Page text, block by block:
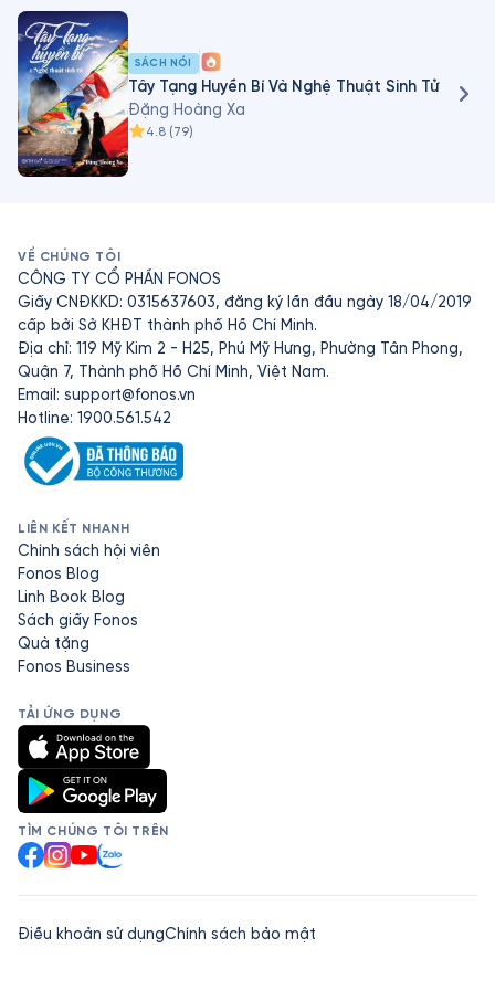
- Câu chuyện Do Thái: Văn hoá, truyền thống, và con
người
SÁCH NÓI
Tây Tạng Huyền Bí Và Nghệ Thuật Sinh Tử
Đặng Hoàng Xa
4.8 (79)
VỀ CHÚNG TÔI
CÔNG TY CỔ PHẦN FONOS
Giấy CNĐKKD: 0315637603, đăng ký lần đầu ngày 18/04/2019
cấp bởi Sở KHĐT thành phố Hồ Chí Minh.
Địa chỉ: 119 Mỹ Kim 2 - H25, Phú Mỹ Hưng, Phường Tân Phong,
Quận 7, Thành phố Hồ Chí Minh, Việt Nam.
Email: support@fonos.vn
Hotline: 1900.561.542
LIÊN KẾT NHANH
Chính sách hội viên
Fonos Blog
Linh Book Blog
Sách giấy Fonos
Quà tặng
Fonos Business
TẢI ỨNG DỤNG
TÌM CHÚNG TÔI TRÊN
Facebook
Instagram
YouTube
Zalo
Điều khoản sử dụngChính sách bảo mật